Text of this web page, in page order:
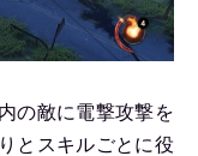
の敵に電撃攻撃を
とスキルごとに役